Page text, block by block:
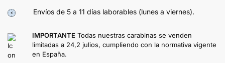
Envíos de 5 a 11 días laborables (lunes a viernes).
IMPORTANTE Todas nuestras carabinas se venden
limitadas a 24,2 julios, cumpliendo con la normativa vigente
en España.